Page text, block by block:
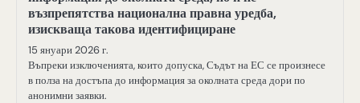
възпрепятства национална правна уредба,
изискваща такова идентифициране
15 януари 2026 г.
Въпреки изключенията, които допуска, Съдът на ЕС се произнесе
в полза на достъпа до информация за околната среда дори по
анонимни заявки.